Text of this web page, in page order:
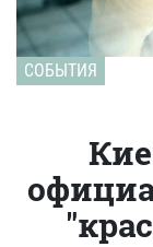
СОБЫТИЯ